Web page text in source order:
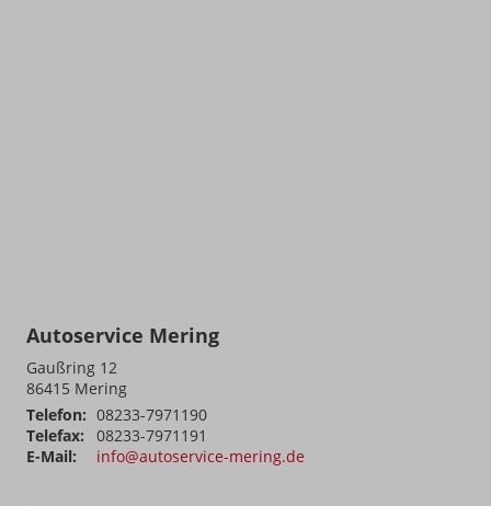
Autoservice Mering
Gaußring 12
86415 Mering
Telefon: 08233-7971190
Telefax:
08233-7971191
E-Mail:
info@autoservice-mering.de